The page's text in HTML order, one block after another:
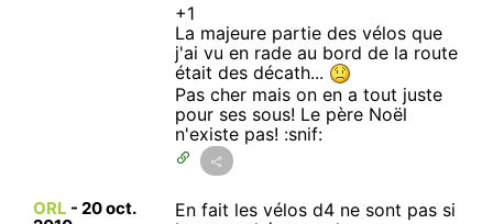
+1
La majeure partie des vélos que
j'ai vu en rade au bord de la route
était des décath...
Pas cher mais on en a tout juste
pour ses sous! Le père Noël
n'existe pas! :snif:
ORL - 20 oct.
En fait les vélos d4 ne sont pas si